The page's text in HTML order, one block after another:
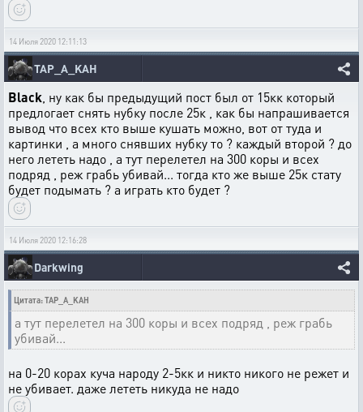
14 Июля 2020 12:11:13
TAP_A_KAH
Black , ну как бы предыдущий пост был от 15кк который
предлогает снять нубку после 25к , как бы напрашивается
вывод что всех кто выше кушать можно, вот от туда и
картинки , а много снявших нубку то ? каждый второй ? до
него лететь надо , а тут перелетел на 300 коры и всех
подряд , реж грабь убивай... тогда кто же выше 25к стату
будет подымать ? а играть кто будет ?
14 Июля 2020 12:16:28
Darkwing
Цитата: TAP_A_KAH
а тут перелетел на 300 коры и всех подряд , реж грабь
убивай...
на 0-20 корах куча народу 2-5кк и никто никого не режет и
не убивает. даже лететь никуда не надо